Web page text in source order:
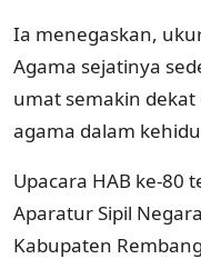
Ia menegaskan,
Agama sejatinya
umat semakin
agama dalam
Upacara HAB ke-80
Aparatur Sipil
Kabupaten